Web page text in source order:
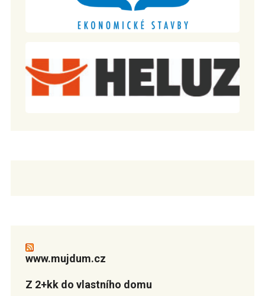
www.mujdum.cz
Z 2+kk do vlastního domu